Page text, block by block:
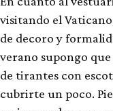
visitando el
de decoro y
verano supongo
de tirantes con
cubrirte un poco.